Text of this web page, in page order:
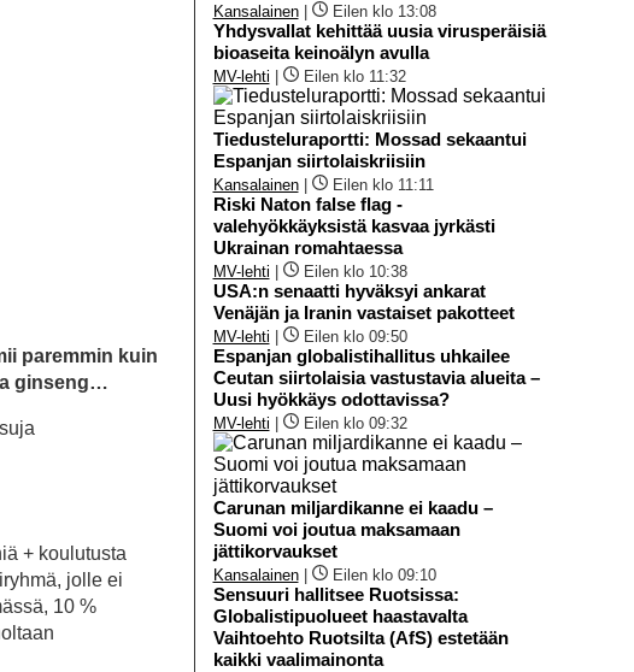
paremmin kuin
ginseng…
+ koulutusta
jolle ei
10 %
Kansalainen| Eilen klo 13:08
Yhdysvallat kehittää uusia virusperäisiä
bioaseita keinoälyn avulla
MV-lehti Eilen klo 11:32
Tiedusteluraportti: Mossad sekaantui
Espanjan siirtolaiskriisiin
Kansalainen| Eilen klo 11:11
Riski Naton false flag -
valehyökkäyksistä kasvaa jyrkästi
Ukrainan romahtaessa
MV-lehti Eilen klo 10:38
USA:n senaatti hyväksyi ankarat
Venäjän ja Iranin vastaiset pakotteet
MV-lehti Eilen klo 09:50
Espanjan globalistihallitus uhkailee
Ceutan siirtolaisia vastustavia alueita –
Uusi hyökkäys odottavissa?
MV-lehti Eilen klo 09:32
Carunan miljardikanne ei kaadu –
Suomi voi joutua maksamaan
jättikorvaukset
Kansalainen| Eilen klo 09:10
Sensuuri hallitsee Ruotsissa:
Globalistipuolueet haastavalta
Vaihtoehto Ruotsilta (AfS) estetään
kaikki vaalimainonta